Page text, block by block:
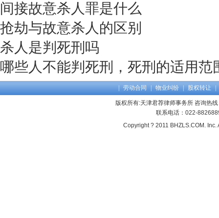
间接故意杀人罪是什么
抢劫与故意杀人的区别
杀人是判死刑吗
哪些人不能判死刑，死刑的适用范
| 劳动合同 | 物业纠纷 | 股权转让 |
版权所有:天津君荐律师事务所 咨询
联系电话：022-
Copyright ? 2011 BHZLS.COM.